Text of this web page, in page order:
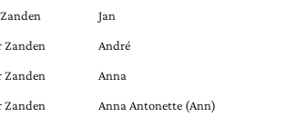
Jan
Zanden André
Zanden Anna
Zanden Anna Antonette (Ann)